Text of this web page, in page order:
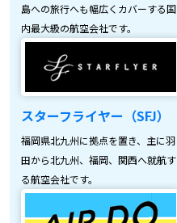
島への旅行へも幅広くカバーする国
内最大級の航空会社です。
スターフライヤー（SFJ）
福岡県北九州に拠点を置き、主に羽
田から北九州、福岡、関西へ就航す
る航空会社です。